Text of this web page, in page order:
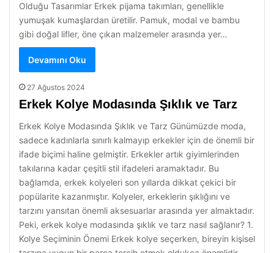
Olduğu Tasarımlar Erkek pijama takımları, genellikle
yumuşak kumaşlardan üretilir. Pamuk, modal ve bambu
gibi doğal lifler, öne çıkan malzemeler arasında yer…
Devamını Oku
27 Ağustos 2024
Erkek Kolye Modasında Şıklık ve Tarz
Erkek Kolye Modasında Şıklık ve Tarz Günümüzde moda,
sadece kadınlarla sınırlı kalmayıp erkekler için de önemli bir
ifade biçimi haline gelmiştir. Erkekler artık giyimlerinden
takılarına kadar çeşitli stil ifadeleri aramaktadır. Bu
bağlamda, erkek kolyeleri son yıllarda dikkat çekici bir
popülarite kazanmıştır. Kolyeler, erkeklerin şıklığını ve
tarzını yansıtan önemli aksesuarlar arasında yer almaktadır.
Peki, erkek kolye modasında şıklık ve tarz nasıl sağlanır? 1.
Kolye Seçiminin Önemi Erkek kolye seçerken, bireyin kişisel